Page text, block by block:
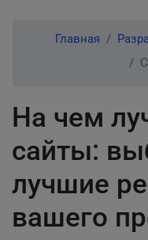
Главная
На чем
сайты:
лучшие
вашего